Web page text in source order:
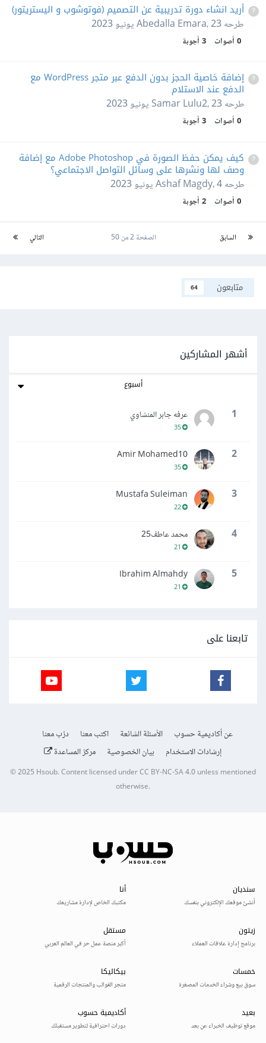
أريد انشاء دورة تدريبية عن التصميم (فوتوشوب و اليستريتور)
طرحه Abedalla Emara،23 يونيو 2023
0 أصوات 3 أجوبة
إضافة خاصية الحجز بدون الدفع عبر متجر WordPress مع
الدفع عند الاستلام
طرحه Samar Lulu2،23 يونيو 2023
0 أصوات 3 أجوبة
كيف يمكن حفظ الصورة في Adobe Photoshop مع إضافة
وصف لها ونشرها على وسائل التواصل الاجتماعي؟
طرحه Ashaf Magdy،4 يونيو 2023
0 أصوات 2 أجوبة
السابق التالي الصفحة 2 من 50
متابعون 64
أشهر المشاركين
أسبوع
1 عرفه جابر المنشاوي
2
Amir Mohamed10
3
Mustafa Suleiman
4 محمد عاطف25
5
Ibrahim Almahdy
تابعنا على
عن أكاديمية حسوب الأسئلة الشائعة اكتب معنا
درّب معنا
إرشادات الاستخدام
بيان الخصوصية مركز المساعدة
© 2025 Hsoub.Content licensed underCC BY-NC-SA 4.0unless mentioned
otherwise.